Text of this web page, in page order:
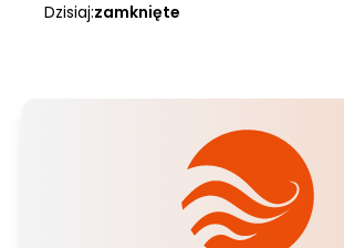
Dzisiaj:zamknięte